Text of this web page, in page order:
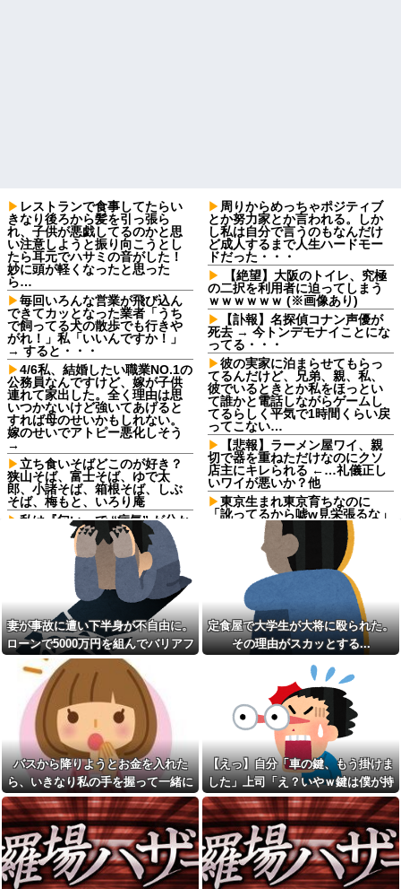
レストランで食事してたらい
きなり後ろから髪を引っ張ら
れ、子供が悪戯してるのかと思
い注意しようと振り向こうとし
たら耳元でハサミの音がした！
妙に頭が軽くなったと思った
ら…
毎回いろんな営業が飛び込ん
できてカッとなった業者「うち
で飼ってる犬の散歩でも行きや
がれ！」私「いいんですか！」
→ すると・・・
4/6私、結婚したい職業NO.1の
公務員なんですけど、嫁が子供
連れて家出した。全く理由は思
いつかないけど強いてあげると
すれば母のせいかもしれない。
嫁のせいでアトピー悪化しそう
→
立ち食いそばどこのが好き？
狭山そば、富士そば、ゆで太
郎、小諸そば、箱根そば、しぶ
そば、梅もと、いろり庵
私は『匂い』で “病気” が分か
る→ある日、義弟嫁の子供から
「ガンの匂い」がし始めたの
で、夫経由で「ガンではない
か」と伝えたら怒って絶縁、そ
の結果・・・
中1の息子が上級生にイジメに
遭っているらしい。「男なんだ
から一発殴ってやりゃ良いだ
ろ」と息子に言ったら・・・
パートの面接で号泣しながら
「ここもダメだったらもう食べ
ていけないんです」って熱弁し
てた人がいた
従弟「研修だから泊めて」私
「今は臨月なんだけど…」→断
りきれず了承したら、さらに
図々しい要求まで飛び出して…
夫と離婚した事をとても後悔
している。家のローンを私が引
き継ぎ、生活が一気に苦しくな
って...
半年前から夫が不倫している
ことに気づいた私。精神的に追
い込まれて階段から転落...
20歳の大学生の女友達が47歳
のおっさんと付き合ってる。卒
周りからめっちゃポジティブ
とか努力家とか言われる。しか
し私は自分で言うのもなんだけ
ど成人するまで人生ハードモー
ドだった・・・
【絶望】大阪のトイレ、究極
の二択を利用者に迫ってしまう
ｗｗｗｗｗｗ (※画像あり)
【訃報】名探偵コナン声優が
死去 → 今トンデモナイことにな
ってる・・・
彼の実家に泊まらせてもらっ
てるんだけど、兄弟、親、私、
彼でいるときとか私をほっとい
て誰かと電話しながらゲームし
てるらしく平気で1時間くらい戻
ってこない…
【悲報】ラーメン屋ワイ、親
切で器を重ねただけなのにクソ
店主にキレられる ←…礼儀正し
いワイが悪いか？他
東京生まれ東京育ちなのに
「訛ってるから嘘w見栄張るな」
と決めつける地方出身の同僚！
両親が九州からの上京組で言葉
が移ったと説明しても頑なに嘘
つき扱いしてくるのなんなん？
自炊するようになって炊き込
みご飯が簡単で美味しくてコス
パもいいことに気づいた
SNSで知り合ったJK10人と
S●Xしてハメ撮り770本撮ったイ
ケメン逮捕
wwwwwwwwwwwwwww
親戚の爺が産まれたばかりの
うちの娘にベロチュー！慌てて
娘を引き剥がし、爺に蹴りをい
れたらウトが私を叩いたので叩
き返し、「悪気は…」という男
連中にツバを吐いて帰った！→
結果
【トラウマ】映画・特撮・ア
ニメ・漫画・ゲームで「主人公
がガチで敗北した回」と聞いて
真っ先に思い浮かぶのは？
「私さんはプロだから」障害
のある甥を私に預けようとする
義兄嫁、甥を溺愛し勝手に預か
ってしまう夫。義兄に叱っても
らっても「兄貴より俺になつい
妻が事故に遭い下半身が不自由に。
ローンで5000万円を組んでバリアフ
リーの家を建てた。だが俺には作戦
があった
定食屋で大学生が大将に殴られた。
その理由がスカッとする...
バスから降りようとお金を入れた
ら、いきなり私の手を握って一緒に
降りようとする子供がいた。手をほ
どこうとしても放してくれず...
【えっ】自分「車の鍵、もう掛けま
した」上司「え？いやｗ鍵は僕が持
ってるから、それは無理だろ？ｗ」
→そんなこと知らなくて本当に驚い
た。